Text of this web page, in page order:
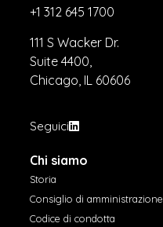
+1 312 645 1700
111 S Wacker Dr.
Suite 4400,
Chicago, IL 60606
Seguici
Chi siamo
Storia
Consiglio di amministrazione
Codice di condotta